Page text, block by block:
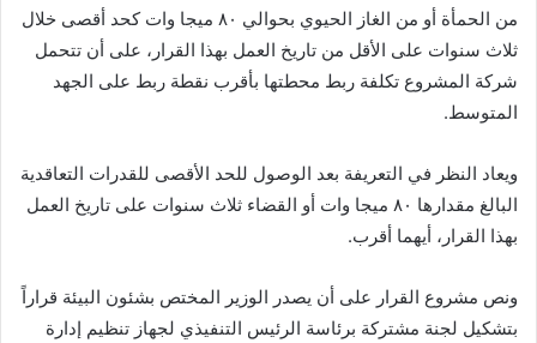
من الحمأة أو من الغاز الحيوي بحوالي ۸۰ ميجا وات كحد أقصى خلال
ثلاث سنوات على الأقل من تاريخ العمل بهذا القرار، على أن تتحمل
شركة المشروع تكلفة ربط محطتها بأقرب نقطة ربط على الجهد
المتوسط.
ويعاد النظر في التعريفة بعد الوصول للحد الأقصى للقدرات التعاقدية
البالغ مقدارها ۸۰ ميجا وات أو القضاء ثلاث سنوات على تاريخ العمل
بهذا القرار، أيهما أقرب.
ونص مشروع القرار على أن يصدر الوزير المختص بشئون البيئة قراراً
بتشكيل لجنة مشتركة برئاسة الرئيس التنفيذي لجهاز تنظيم إدارة